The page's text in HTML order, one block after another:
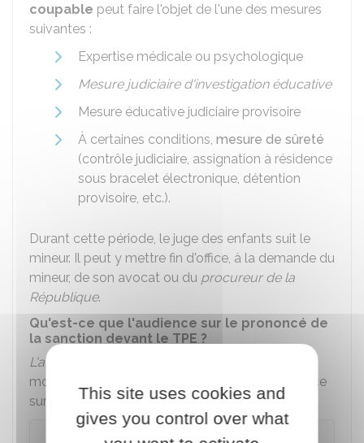
coupable peut faire l'objet de l'une des mesures
suivantes :
Expertise médicale ou psychologique
Mesure judiciaire d'investigation éducative
Mesure éducative judiciaire provisoire
À certaines conditions, mesure de sûreté
(contrôle judiciaire, assignation à résidence
sous bracelet électronique, détention
provisoire, etc.).
Durant cette période, le juge des enfants suit le
mineur. Il peut y mettre fin d'office, à la demande du
mineur, de son avocat ou du procureur de la
République.
Qu'est-ce que l'audience sur le prononcé de
la sanction devant le TPE ?
L'audience sur le prononcé de la sanction
moment où la juridiction pour mineur se prononce
sur la sanction applicable au délinquant.
À savoir
This site uses cookies and
gives you control over what